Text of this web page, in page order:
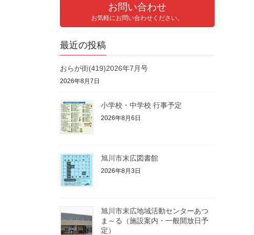
お問い合わせ
お気軽にお問い合わせください。
最近の投稿
おらが街(419)2026年7月号
2026年8月7日
小学校・中学校 行事予定
2026年8月6日
旭川市末広図書館
2026年8月3日
旭川市末広地域活動センターあつ
ま～る（施設案内・一般開放日予
定）